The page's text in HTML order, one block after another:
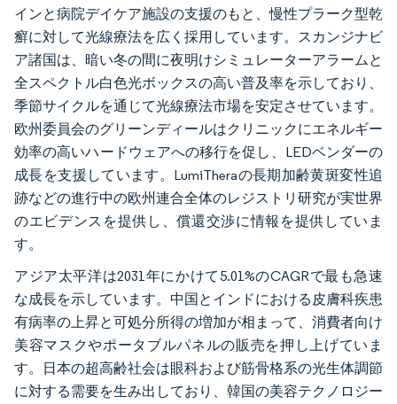
インと病院デイケア施設の支援のもと、慢性プラーク型乾
癬に対して光線療法を広く採用しています。スカンジナビ
ア諸国は、暗い冬の間に夜明けシミュレーターアラームと
全スペクトル白色光ボックスの高い普及率を示しており、
季節サイクルを通じて光線療法市場を安定させています。
欧州委員会のグリーンディールはクリニックにエネルギー
効率の高いハードウェアへの移行を促し、LEDベンダーの
成長を支援しています。LumiTheraの長期加齢黄斑変性追
跡などの進行中の欧州連合全体のレジストリ研究が実世界
のエビデンスを提供し、償還交渉に情報を提供していま
す。
アジア太平洋は2031年にかけて5.01%のCAGRで最も急速
な成長を示しています。中国とインドにおける皮膚科疾患
有病率の上昇と可処分所得の増加が相まって、消費者向け
美容マスクやポータブルパネルの販売を押し上げていま
す。日本の超高齢社会は眼科および筋骨格系の光生体調節
に対する需要を生み出しており、韓国の美容テクノロジー